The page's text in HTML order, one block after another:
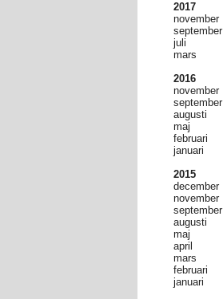
2017
november
september
juli
mars
2016
november
september
augusti
maj
februari
januari
2015
december
november
september
augusti
maj
april
mars
februari
januari